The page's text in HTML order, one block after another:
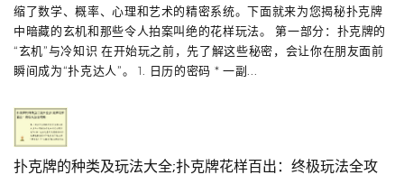
缩了数学、概率、心理和艺术的精密系统。下面就来为您揭秘扑克牌
中暗藏的玄机和那些令人拍案叫绝的花样玩法。 第一部分：扑克牌的
“玄机”与冷知识 在开始玩之前，先了解这些秘密，会让你在朋友面前
瞬间成为“扑克达人”。 1. 日历的密码 * 一副...
扑克牌的种类及玩法大全;扑克牌花样百出：终极玩法全攻